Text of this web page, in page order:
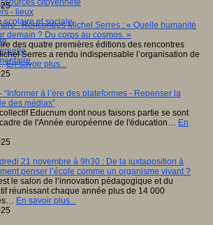
citoyenneté
- lieux
scolaire et sociale
: Rencontres Michel Serres : « Quelle humanité
demain ? Du corps au cosmos. »
des quatre premières éditions des rencontres
Serres a rendu indispensable l’organisation de
En savoir plus...
“Informer à l’ère des plateformes - Repenser la
des médias”
Educnum dont nous faisons partie se sont
de l'Année européenne de l'éducation… En
21 novembre à 9h30 : De la juxtaposition à
penser l’école comme un organisme vivant ?
le salon de l’innovation pédagogique et du
réunissant chaque année plus de 14 000
En savoir plus...